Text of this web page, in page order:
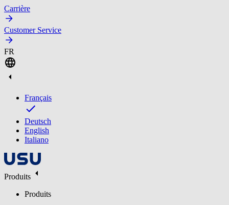
Carrière
Customer Service
FR
Français
Deutsch
English
Italiano
Produits
Produits